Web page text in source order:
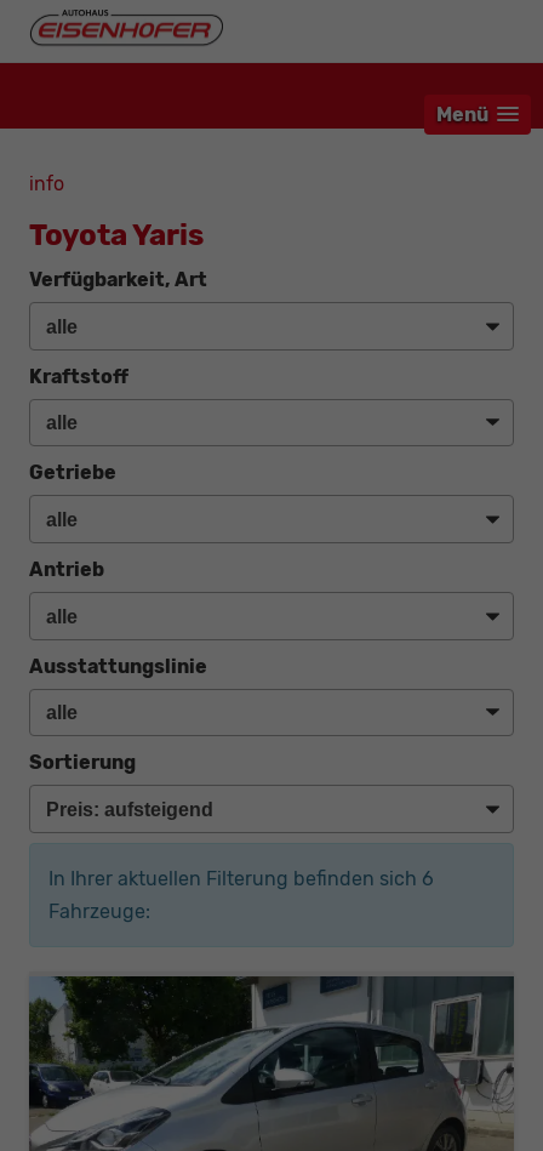
Menü
info
Toyota Yaris
Verfügbarkeit, Art
Kraftstoff
Getriebe
Antrieb
Ausstattungslinie
Sortierung
In Ihrer aktuellen Filterung befinden sich 6
Fahrzeuge: